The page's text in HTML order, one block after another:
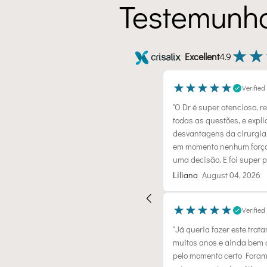
Excellent4.9
Verified
"O Dr é super atencioso,
todas as questões, e
desvantagens da
em momento nenhum
uma decisão. E foi super
Liliana August 04, 2026
Verified
"Já queria fazer este
muitos anos e ainda bem
pelo momento certo
Telma M.
há 6 meses
Olá, sou a Telma. Em 2018
expliquei ao Dr Nuno Maria
não desejava e ficou
e posso dizer que excedeu
acompanhamento tem sido
Mymoment!